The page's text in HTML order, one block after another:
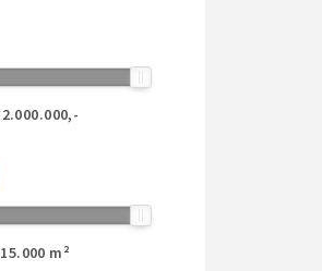
2.000.000,-
15.000 m²